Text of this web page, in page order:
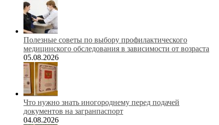
Полезные советы по выбору профилактического
медицинского обследования в зависимости от возраста
05.08.2026
Что нужно знать иногороднему перед подачей
документов на загранпаспорт
04.08.2026